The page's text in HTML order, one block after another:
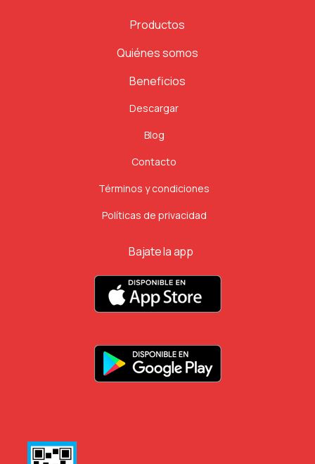
Productos
Quiénes somos
Beneficios
Descargar
Blog
Contacto
Términos y condiciones
Políticas de privacidad
Bajate la app